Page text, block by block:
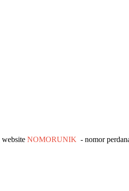
NOMORUNIK- nomor perdana Cantik